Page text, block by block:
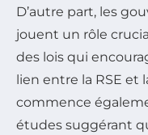
D’autre part, les
jouent un rôle
des lois qui
lien entre la RSE
commence
études suggérant